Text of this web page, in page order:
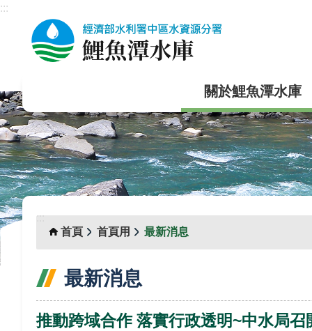
跳到主要內容區塊
:::
關於鯉魚潭水庫
:::
首頁
首頁用 最新消息
最新消息
推動跨域合作 落實行政透明~中水局